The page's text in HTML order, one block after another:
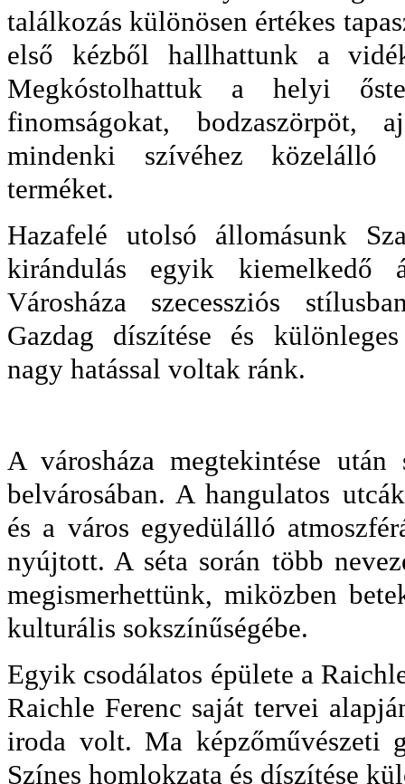
találkozás különösen értékes
első kézből hallhattunk a
Megkóstolhattuk a helyi
finomságokat, bodzaszörpöt,
mindenki szívéhez
terméket.
Hazafelé utolsó állomásunk
kirándulás egyik kiemelkedő
Városháza szecessziós
Gazdag díszítése és
nagy hatással voltak ránk.
A városháza megtekintése után
belvárosában. A hangulatos
és a város egyedülálló
nyújtott. A séta során több
megismerhettünk, miközben
kulturális sokszínűségébe.
Egyik csodálatos épülete a
Raichle Ferenc saját tervei
iroda volt. Ma képzőművészeti
Színes homlokzata és díszítése